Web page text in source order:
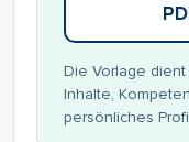
Die Vorlage
Inhalte,
persönliches